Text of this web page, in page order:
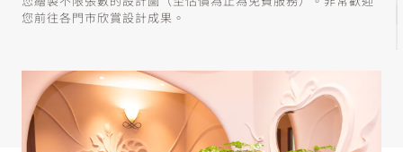
您前往各門市欣賞設計成果。